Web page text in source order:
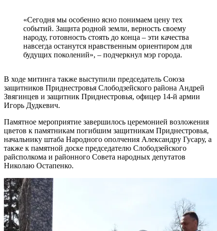
«Сегодня мы особенно ясно понимаем цену тех
событий. Защита родной земли, верность своему
народу, готовность стоять до конца – эти качества
навсегда останутся нравственным ориентиром для
будущих поколений», – подчеркнул мэр города.
В ходе митинга также выступили председатель Союза
защитников Приднестровья Слободзейского района Андрей
Звягинцев и защитник Приднестровья, офицер 14-й армии
Игорь Дудкевич.
Памятное мероприятие завершилось церемонией возложения
цветов к памятникам погибшим защитникам Приднестровья,
начальнику штаба Народного ополчения Александру Гусару, а
также к памятной доске председателю Слободзейского
райсполкома и районного Совета народных депутатов
Николаю Остапенко.